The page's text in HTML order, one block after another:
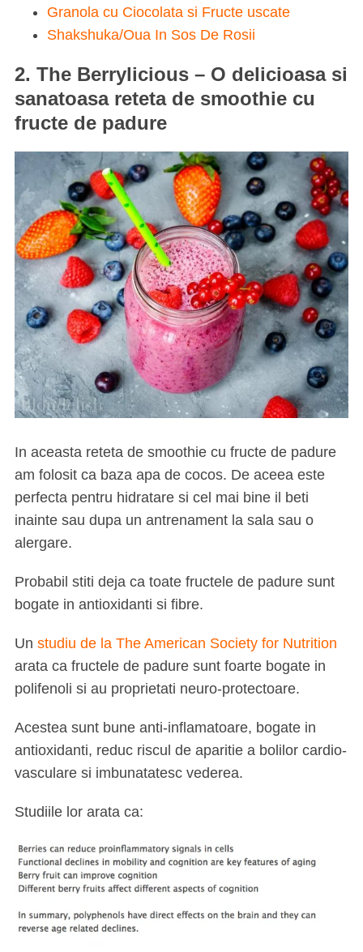
Granola cu Ciocolata si Fructe uscate
Shakshuka/Oua In Sos De Rosii
2. The Berrylicious – O delicioasa si
sanatoasa reteta de smoothie cu
fructe de padure
In aceasta reteta de smoothie cu fructe de padure
am folosit ca baza apa de cocos. De aceea este
perfecta pentru hidratare si cel mai bine il beti
inainte sau dupa un antrenament la sala sau o
alergare.
Probabil stiti deja ca toate fructele de padure sunt
bogate in antioxidanti si fibre.
Un studiu de la The American Society for Nutrition
arata ca fructele de padure sunt foarte bogate in
polifenoli si au proprietati neuro-protectoare.
Acestea sunt bune anti-inflamatoare, bogate in
antioxidanti, reduc riscul de aparitie a bolilor cardio-
vasculare si imbunatatesc vederea.
Studiile lor arata ca: